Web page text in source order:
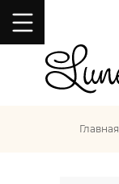
Главная